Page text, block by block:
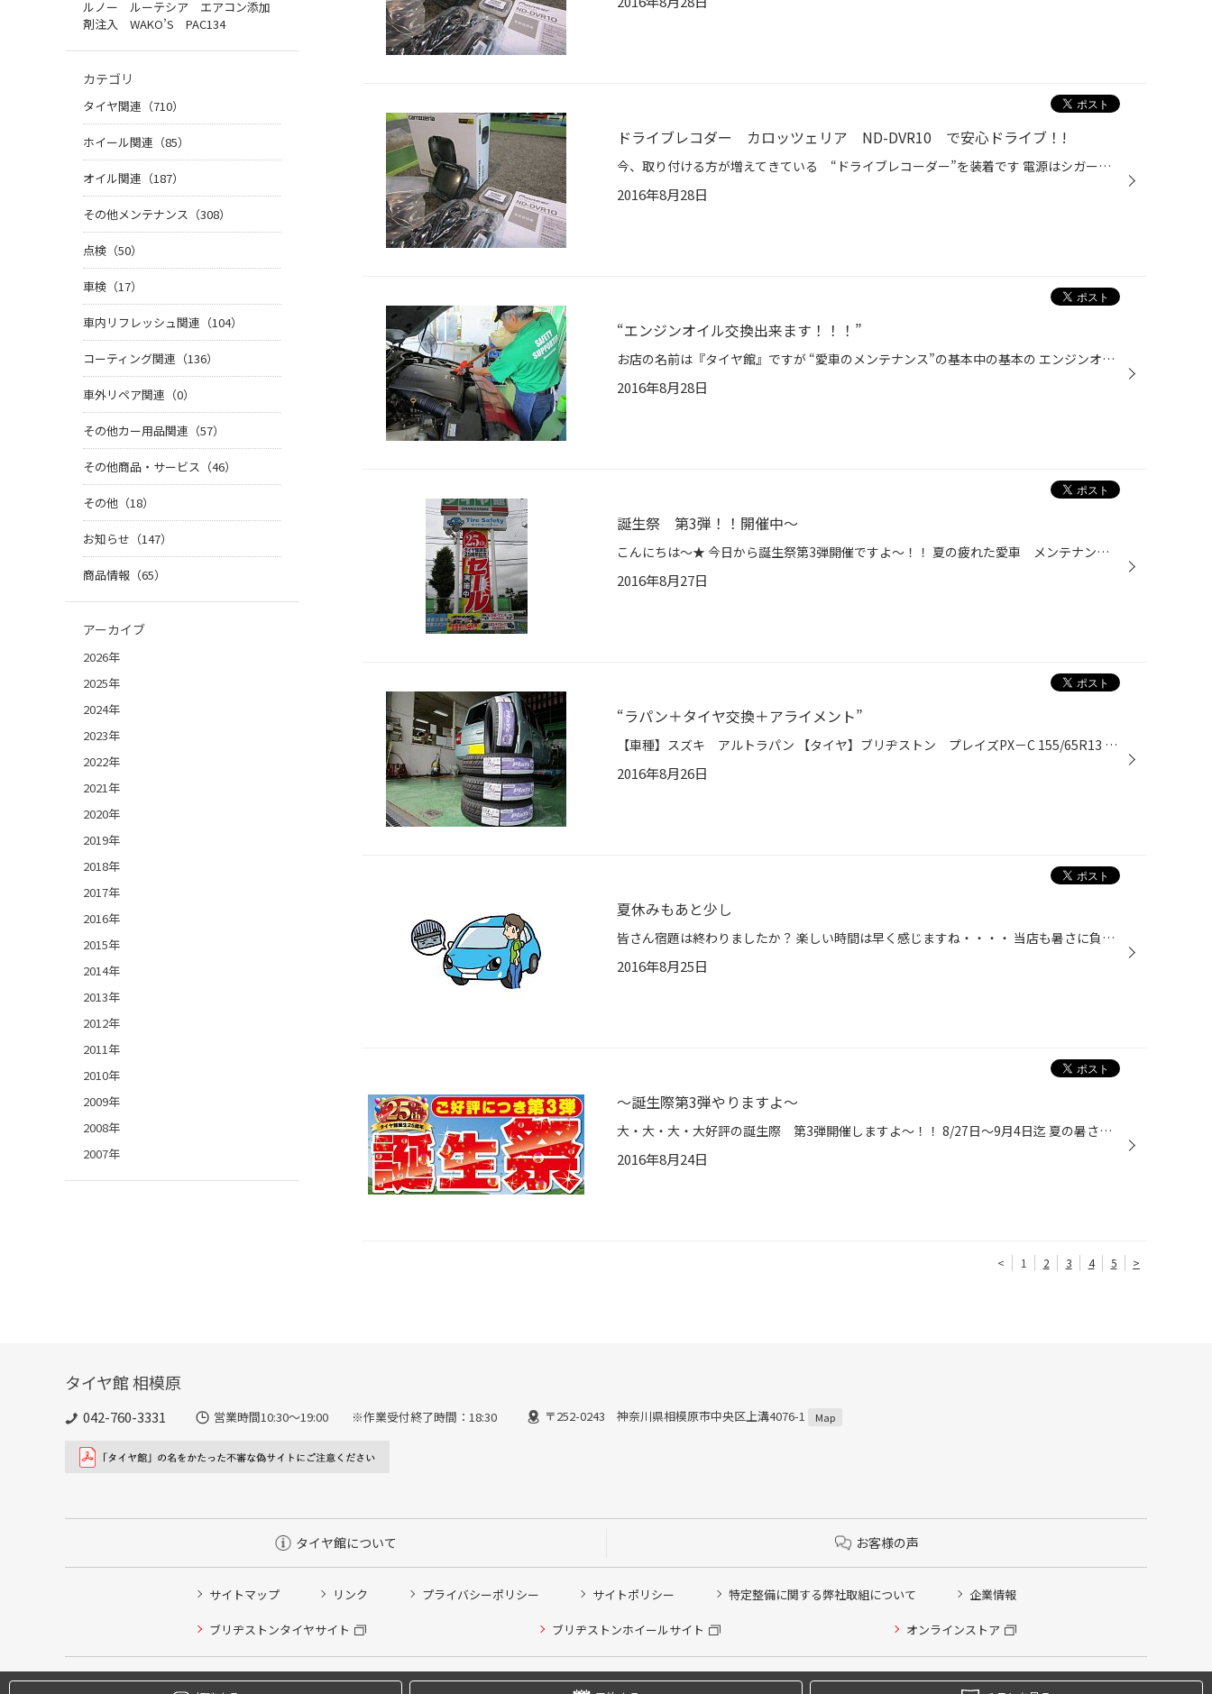
ドライブレコダー カロッツェリア ND-DVR10 で安心ドライブ！!
今、取り付ける方が増えてきている “ドライブレコーダー”を装着です 電源はシガーライターからなので 取り付けも方法も難しくなくできました。 操作方法も分かりやすくて、いいですよ！ 商品【カロッツェリア ND-DVR10 】
2016年8月28日
“エンジンオイル交換出来ます！！！”
お店の名前は『タイヤ館』ですが “愛車のメンテナンス”の基本中の基本の エンジンオイル交換も当店にて施工出来ます！！！ 本日も『プリウス』『マークX』『エブリイ』と続々交換中です。 ご来店お待ちしております！！！ エンジンオイル交換 メンテナンス プリウス マークX エブリィ
2016年8月28日
誕生祭 第3弾！！開催中～
こんにちは～★ 今日から誕生祭第3弾開催ですよ～！！ 夏の疲れた愛車 メンテナンスしてますか？？ エンジンオイル ドロドロしていませんか？ タイヤは磨り減っていませんか？ まずは点検からしてみましょう！！ タイヤ館の安全点検は無料です！！ ぜひぜひ お越し下さい。 お待ちしております。...
2016年8月27日
“ラパン＋タイヤ交換＋アライメント”
【車種】スズキ アルトラパン 【タイヤ】ブリヂストン プレイズPX－C 155/65R13 【車の骨盤矯正】アライメント ～軽自動車の代表格であります『アルト ラパン』のタイヤ交換です！ 比較的 女性オーナー様に人気のあるアルトラパン・・・。 『タイヤの事はチョット分からないから・・・』という女...
2016年8月26日
夏休みもあと少し
皆さん宿題は終わりましたか？ 楽しい時間は早く感じますね・・・・ 当店も暑さに負けずに元気に営業中です 安全点検や空気圧点検無料で行いますのでお買い物帰りなどに お立ち寄り下さい。
2016年8月25日
～誕生際第3弾やりますよ～
大・大・大・大好評の誕生際 第3弾開催しますよ～！！ 8/27日～9月4日迄 夏の暑さやお出かけで愛車はつかれてませんか？ エンジンオイル・バッテリー・エアコンフィルター・ワイパーなどなど タイヤ以外のこともご相談下さい！！ 御来店お待ちしております！ タグ：軽自動車・コンパクトカー・タン...
2016年8月24日
< 1 2 3 4 5 >
ルノー ルーテシア エアコン添加
剤注入 WAKO’S PAC134
カテゴリ
タイヤ関連（710）
ホイール関連（85）
オイル関連（187）
その他メンテナンス（308）
点検（50）
車検（17）
車内リフレッシュ関連（104）
コーティング関連（136）
車外リペア関連（0）
その他カー用品関連（57）
その他商品・サービス（46）
その他（18）
お知らせ（147）
商品情報（65）
アーカイブ
2026年
2025年
2024年
2023年
2022年
2021年
2020年
2019年
2018年
2017年
2016年
2015年
2014年
2013年
2012年
2011年
2010年
2009年
2008年
2007年
タイヤ館 相模原
042-760-3331 営業時間10:30～19:00 ※作業受付終了時間：18:30 〒252-0243 神奈川県相模原市中央区上溝4076-1 Map
タイヤ館について お客様の声
サイトマップ リンク プライバシーポリシー サイトポリシー 特定整備に関する弊社取組について 企業情報
ブリヂストンタイヤサイト ブリヂストンホイールサイト オンラインストア
Copyright © 2024 Bridgestone Retail Co.,Ltd. All rights Reserved.
タイヤ点検・安全点検/タイヤ履き替え/オイル交換/その他ピット作業の予約
クローク契約会員専用タイヤ履き替え※タイヤ履き替えを希望のクローク契約会員の方はこちらを選択ください
本日のタイヤ履き替え順番待ち予約 ※クローク契約会員の方はご利用いただけません